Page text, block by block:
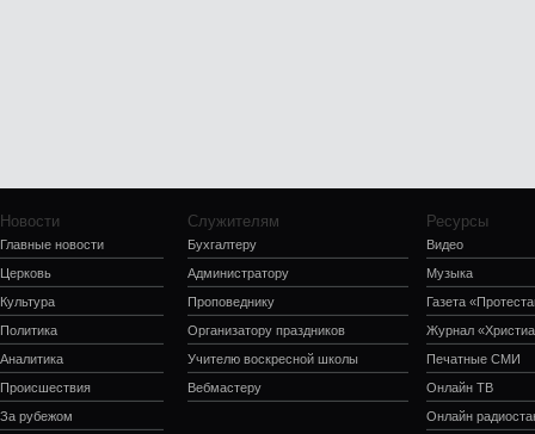
Новости
Главные новости
Церковь
Культура
Политика
Аналитика
Происшествия
За рубежом
Служителям
Бухгалтеру
Администратору
Проповеднику
Организатору праздников
Учителю воскресной школы
Вебмастеру
Ресурсы
Видео
Музыка
Газета
Журнал
Печатные СМИ
Онлайн ТВ
Онлайн